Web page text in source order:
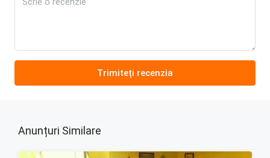
Trimiteți recenzia
Anunțuri Similare